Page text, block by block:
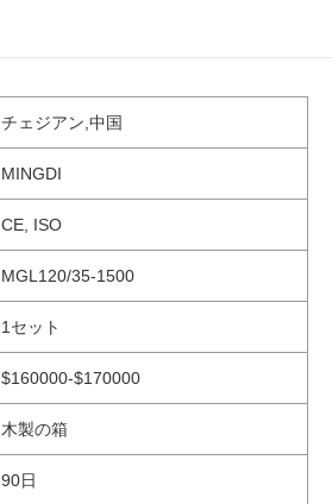
チェジアン,中国
MINGDI
CE, ISO
MGL120/35-1500
1セット
$160000-$170000
木製の箱
90日